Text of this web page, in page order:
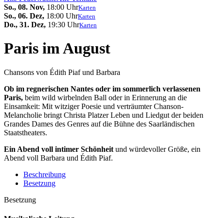
So., 08. Nov, 18:00 UhrKarten
So., 06. Dez, 18:00 UhrKarten
Do., 31. Dez, 19:30 UhrKarten
Paris im August
Chansons von Édith Piaf und Barbara
Ob im regnerischen Nantes oder im sommerlich verlassenen
Paris, beim wild wirbelnden Ball oder in Erinnerung an die
Einsamkeit: Mit witziger Poesie und verträumter Chanson-
Melancholie bringt Christa Platzer Leben und Liedgut der beiden
Grandes Dames des Genres auf die Bühne des Saarländischen
Staatstheaters.
Ein Abend voll intimer Schönheit und würdevoller Größe, ein
Abend voll Barbara und Édith Piaf.
Beschreibung
Besetzung
Besetzung